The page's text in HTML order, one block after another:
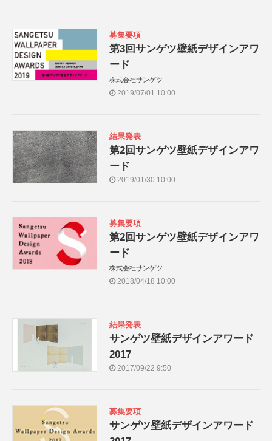
募集要項
第3回サンゲツ壁紙デザインアワ
ード
株式会社サンゲツ
2019/07/01 10:00
結果発表
第2回サンゲツ壁紙デザインアワ
ード
2019/01/30 10:00
募集要項
第2回サンゲツ壁紙デザインアワ
ード
株式会社サンゲツ
2018/04/18 10:00
結果発表
サンゲツ壁紙デザインアワード
2017
2017/09/22 9:50
募集要項
サンゲツ壁紙デザインアワード